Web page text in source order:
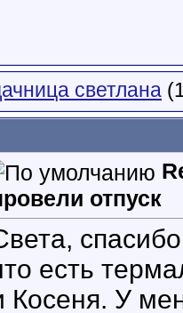
светлана
отпуск
есть
Косеня. У